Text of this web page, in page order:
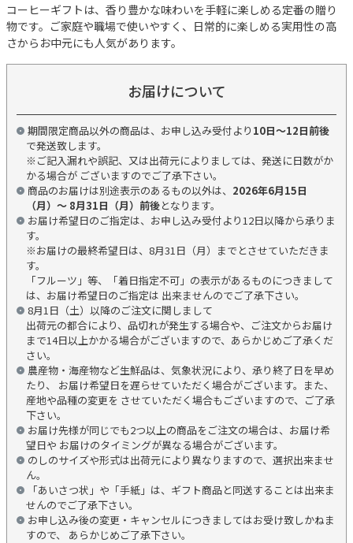
コーヒーギフトは、香り豊かな味わいを手軽に楽しめる定番の贈り
物です。ご家庭や職場で使いやすく、日常的に楽しめる実用性の高
さからお中元にも人気があります。
お届けについて
期間限定商品以外の商品は、お申し込み受付より 10日～12日前後
で発送致します。
※ご記入漏れや誤記、又は出荷元によりましては、発送に日数がか
かる場合が ございますのでご了承下さい。
商品のお届けは別途表示のあるもの以外は、 2026年6月15日
（月）～ 8月31日（月）前後となります。
お届け希望日のご指定は、お申し込み受付より12日以降から承りま
す。
※お届けの最終希望日は、8月31日（月）までとさせていただきま
す。
「フルーツ」等、「着日指定不可」の表示があるものにつきまして
は、お届け希望日のご指定は 出来ませんのでご了承下さい。
8月1日（土）以降のご注文に関しまして
出荷元の都合により、品切れが発生する場合や、ご注文からお届け
まで14日以上かかる場合がございますので、あらかじめご了承くだ
さい。
農産物・海産物など生鮮品は、気象状況により、承り終了日を早め
たり、 お届け希望日を遅らせていただく場合がございます。また、
産地や品種の変更を させていただく場合もございますので、ご了承
下さい。
お届け先様が同じでも2つ以上の商品をご注文の場合は、お届け希
望日や お届けのタイミングが異なる場合がございます。
のしのサイズや形式は出荷元により異なりますので、選択出来ませ
ん。
「あいさつ状」や「手紙」は、ギフト商品と同送することは出来ま
せんのでご了承下さい。
お申し込み後の変更・キャンセルにつきましてはお受け致しかねま
すので、 あらかじめご了承下さい。